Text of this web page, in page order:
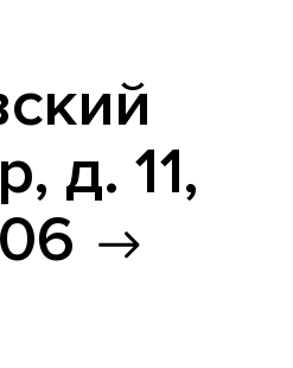
д. 11,